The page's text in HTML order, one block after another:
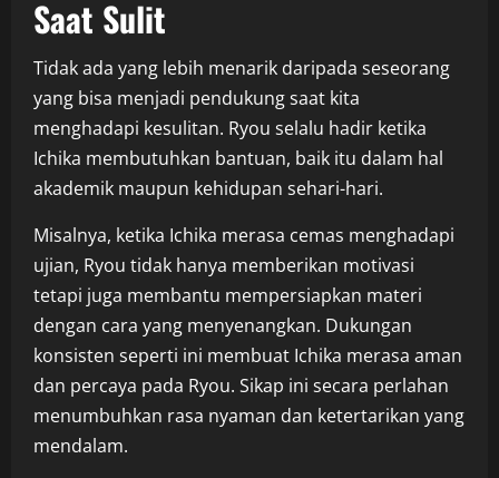
Saat Sulit
Tidak ada yang lebih menarik daripada seseorang
yang bisa menjadi pendukung saat kita
menghadapi kesulitan. Ryou selalu hadir ketika
Ichika membutuhkan bantuan, baik itu dalam hal
akademik maupun kehidupan sehari-hari.
Misalnya, ketika Ichika merasa cemas menghadapi
ujian, Ryou tidak hanya memberikan motivasi
tetapi juga membantu mempersiapkan materi
dengan cara yang menyenangkan. Dukungan
konsisten seperti ini membuat Ichika merasa aman
dan percaya pada Ryou. Sikap ini secara perlahan
menumbuhkan rasa nyaman dan ketertarikan yang
mendalam.